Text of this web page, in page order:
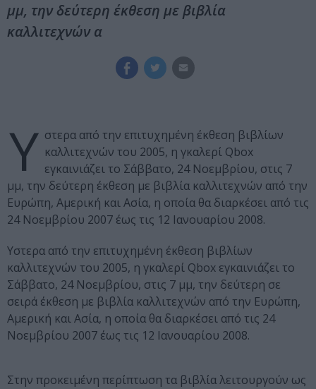
μμ, την δεύτερη έκθεση με βιβλία
καλλιτεχνών α
Υ στερα από την επιτυχημένη έκθεση βιβλίων
καλλιτεχνών του 2005, η γκαλερί Qbox
εγκαινιάζει το Σάββατο, 24 Νοεμβρίου, στις 7
μμ, την δεύτερη έκθεση με βιβλία καλλιτεχνών από την
Ευρώπη, Αμερική και Ασία, η οποία θα διαρκέσει από τις
24 Νοεμβρίου 2007 έως τις 12 Ιανουαρίου 2008.
Υστερα από την επιτυχημένη έκθεση βιβλίων
καλλιτεχνών του 2005, η γκαλερί Qbox εγκαινιάζει το
Σάββατο, 24 Νοεμβρίου, στις 7 μμ, την δεύτερη σε
σειρά έκθεση με βιβλία καλλιτεχνών από την Ευρώπη,
Αμερική και Ασία, η οποία θα διαρκέσει από τις 24
Νοεμβρίου 2007 έως τις 12 Ιανουαρίου 2008.
Στην προκειμένη περίπτωση τα βιβλία λειτουργούν ως